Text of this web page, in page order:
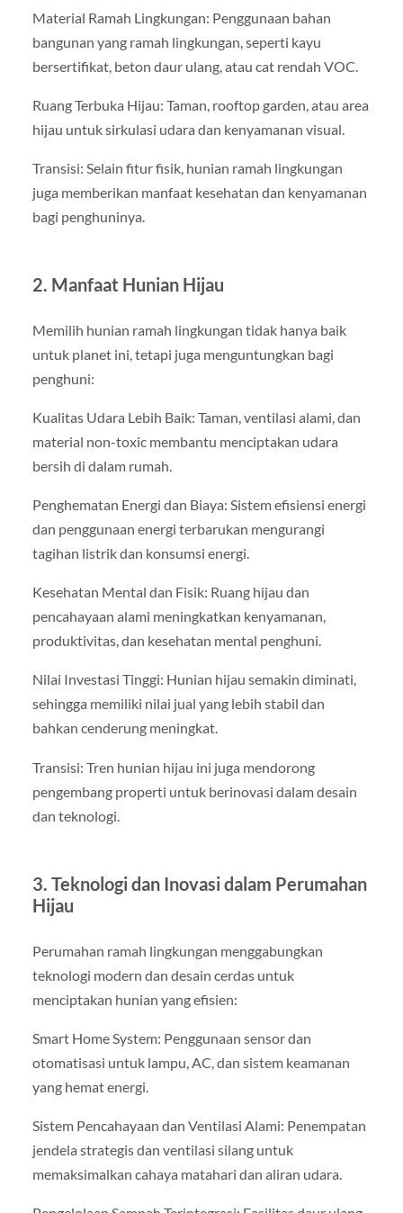
Material Ramah Lingkungan: Penggunaan bahan
bangunan yang ramah lingkungan, seperti kayu
bersertifikat, beton daur ulang, atau cat rendah VOC.
Ruang Terbuka Hijau: Taman, rooftop garden, atau area
hijau untuk sirkulasi udara dan kenyamanan visual.
Transisi: Selain fitur fisik, hunian ramah lingkungan
juga memberikan manfaat kesehatan dan kenyamanan
bagi penghuninya.
2. Manfaat Hunian Hijau
Memilih hunian ramah lingkungan tidak hanya baik
untuk planet ini, tetapi juga menguntungkan bagi
penghuni:
Kualitas Udara Lebih Baik: Taman, ventilasi alami, dan
material non-toxic membantu menciptakan udara
bersih di dalam rumah.
Penghematan Energi dan Biaya: Sistem efisiensi energi
dan penggunaan energi terbarukan mengurangi
tagihan listrik dan konsumsi energi.
Kesehatan Mental dan Fisik: Ruang hijau dan
pencahayaan alami meningkatkan kenyamanan,
produktivitas, dan kesehatan mental penghuni.
Nilai Investasi Tinggi: Hunian hijau semakin diminati,
sehingga memiliki nilai jual yang lebih stabil dan
bahkan cenderung meningkat.
Transisi: Tren hunian hijau ini juga mendorong
pengembang properti untuk berinovasi dalam desain
dan teknologi.
3. Teknologi dan Inovasi dalam Perumahan
Hijau
Perumahan ramah lingkungan menggabungkan
teknologi modern dan desain cerdas untuk
menciptakan hunian yang efisien:
Smart Home System: Penggunaan sensor dan
otomatisasi untuk lampu, AC, dan sistem keamanan
yang hemat energi.
Sistem Pencahayaan dan Ventilasi Alami: Penempatan
jendela strategis dan ventilasi silang untuk
memaksimalkan cahaya matahari dan aliran udara.